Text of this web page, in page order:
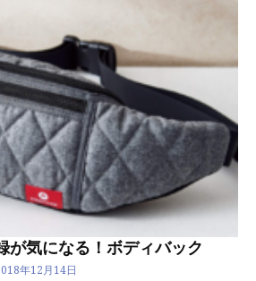
が気になる！ボディバック
年12月14日